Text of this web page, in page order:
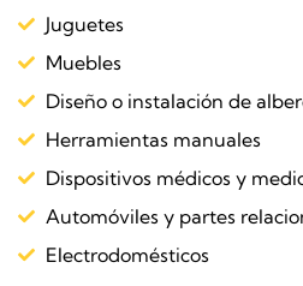
Juguetes
Muebles
Diseño o instalación de
Herramientas manuales
Dispositivos médicos y
Automóviles y partes
Electrodomésticos